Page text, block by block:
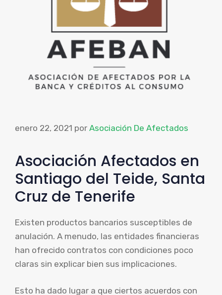
enero 22, 2021 por Asociación De Afectados
Asociación Afectados en
Santiago del Teide, Santa
Cruz de Tenerife
Existen productos bancarios susceptibles de
anulación. A menudo, las entidades financieras
han ofrecido contratos con condiciones poco
claras sin explicar bien sus implicaciones.
Esto ha dado lugar a que ciertos acuerdos con